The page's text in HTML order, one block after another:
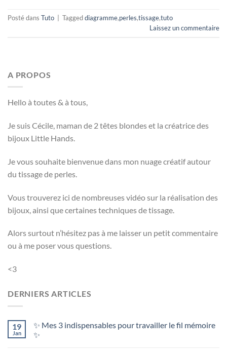
Posté dans Tuto Taggeddiagramme,perles,tissage,tuto
Laissez un commentaire
A PROPOS
Hello à toutes & à tous,
Je suis Cécile, maman de 2 têtes blondes et la créatrice des
bijoux Little Hands.
Je vous souhaite bienvenue dans mon nuage créatif autour
du tissage de perles.
Vous trouverez ici de nombreuses vidéo sur la réalisation des
bijoux, ainsi que certaines techniques de tissage.
Alors surtout n’hésitez pas à me laisser un petit commentaire
ou à me poser vous questions.
<3
DERNIERS ARTICLES
19
Jan
✨ Mes 3 indispensables pour travailler le fil mémoire
✨